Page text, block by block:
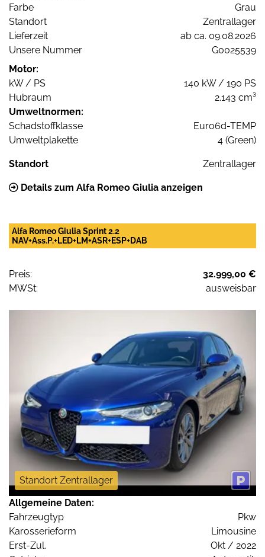
Farbe
Grau
Standort
Zentrallager
Lieferzeit
ab ca. 09.08.2026
Unsere Nummer
G0025539
Motor:
kW / PS
140 kW / 190 PS
Hubraum
2.143 cm³
Umweltnormen:
Schadstoffklasse
Euro6d-TEMP
Umweltplakette
4 (Green)
Standort Zentrallager
Details zum Alfa Romeo Giulia anzeigen
Alfa Romeo Giulia Sprint 2.2
NAV+Ass.P.+LED+LM+ASR+ESP+DAB
Preis:
32.999,00 €
MWSt:
ausweisbar
Standort Zentrallager
Allgemeine Daten:
Fahrzeugtyp
Pkw
Karosserieform
Limousine
Erst-Zul.
Okt / 2022